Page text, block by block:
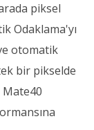
piksel
Odaklama'yı
otomatik
bir pikselde